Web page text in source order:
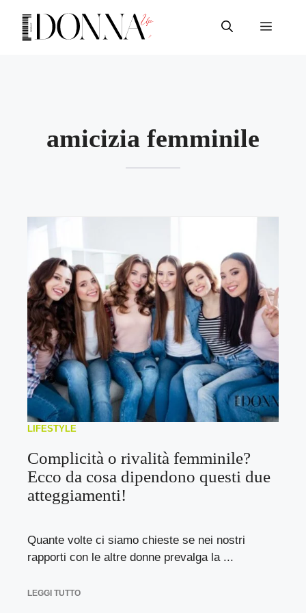
contenuto
Menu
amicizia femminile
LIFESTYLE
Complicità o rivalità femminile?
Ecco da cosa dipendono questi due
atteggiamenti!
Quante volte ci siamo chieste se nei nostri
rapporti con le altre donne prevalga la ...
LEGGI TUTTO